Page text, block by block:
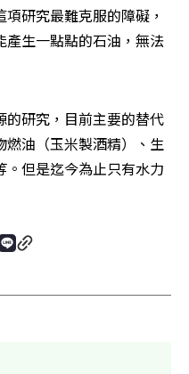
研究最難克服的障礙，
生一點點的石油，無法
研究，目前主要的替代
燃油（玉米製酒精）、生
但是迄今為止只有水力